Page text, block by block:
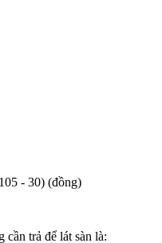
- 30) (đồng)
trả để lát sàn là: